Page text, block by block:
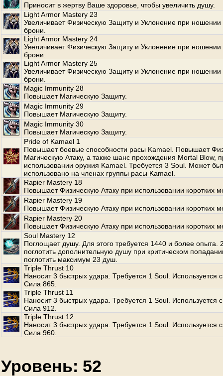
Приносит в жертву Ваше здоровье, чтобы увеличить душу.
Light Armor Mastery 23
Увеличивает Физическую Защиту и Уклонение при ношении
брони.
Light Armor Mastery 24
Увеличивает Физическую Защиту и Уклонение при ношении
брони.
Light Armor Mastery 25
Увеличивает Физическую Защиту и Уклонение при ношении
брони.
Magic Immunity 28
Повышает Магическую Защиту.
Magic Immunity 29
Повышает Магическую Защиту.
Magic Immunity 30
Повышает Магическую Защиту.
Pride of Kamael 1
Повышает боевые способности расы Kamael. Повышает
Магическую Атаку, а также шанс прохождения Mortal Blow,
использовании оружия Kamael. Требуется 3 Soul. Может
использовано на членах группы расы Kamael.
Rapier Mastery 18
Повышает Физическую Атаку при использовании коротких
Rapier Mastery 19
Повышает Физическую Атаку при использовании коротких
Rapier Mastery 20
Повышает Физическую Атаку при использовании коротких
Soul Mastery 12
Поглощает душу. Для этого требуется 1440 и более опыта.
поглотить дополнительную душу при критическом
поглотить максимум 23 душ.
Triple Thrust 10
Наносит 3 быстрых удара. Требуется 1 Soul. Используется
Сила 865.
Triple Thrust 11
Наносит 3 быстрых удара. Требуется 1 Soul. Используется
Сила 912.
Triple Thrust 12
Наносит 3 быстрых удара. Требуется 1 Soul. Используется
Сила 960.
Уровень: 52